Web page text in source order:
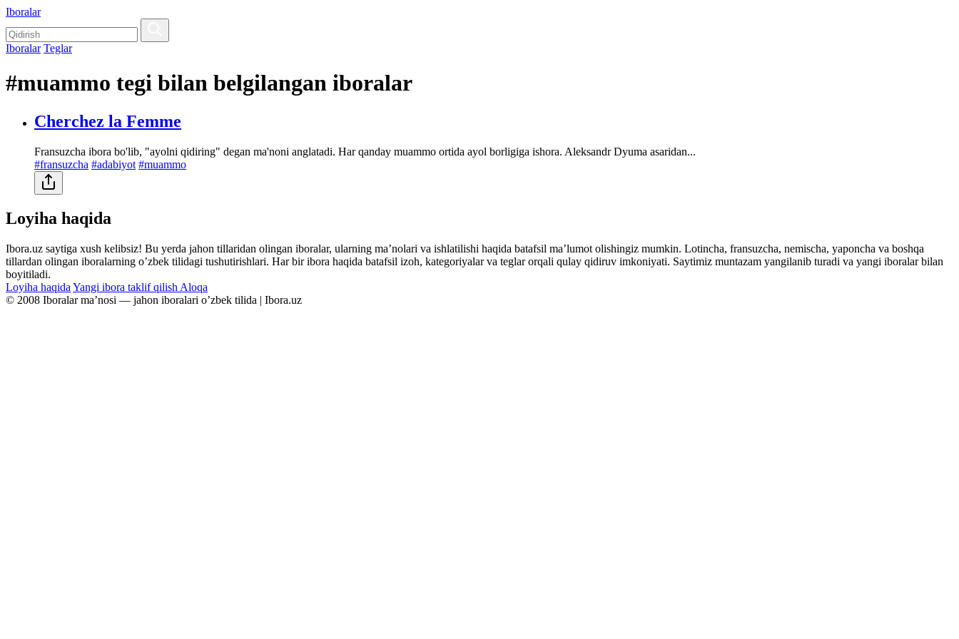
Iboralar
Iboralar Teglar
#muammo tegi bilan belgilangan iboralar
Cherchez la Femme
Fransuzcha ibora bo'lib, "ayolni qidiring" degan ma'noni anglatadi. Har qanday muammo ortida ayol borligiga ishora. Aleksandr Dyuma asaridan...
#fransuzcha #adabiyot #muammo
Loyiha haqida
Ibora.uz saytiga xush kelibsiz! Bu yerda jahon tillaridan olingan iboralar, ularning maʼnolari va ishlatilishi haqida batafsil maʼlumot olishingiz mumkin. Lotincha, fransuzcha, nemischa, yaponcha va boshqa
tillardan olingan iboralarning oʼzbek tilidagi tushutirishlari. Har bir ibora haqida batafsil izoh, kategoriyalar va teglar orqali qulay qidiruv imkoniyati. Saytimiz muntazam yangilanib turadi va yangi iboralar bilan
boyitiladi.
Loyiha haqida Yangi ibora taklif qilish Aloqa
© 2008 Iboralar maʼnosi — jahon iboralari oʼzbek tilida | Ibora.uz